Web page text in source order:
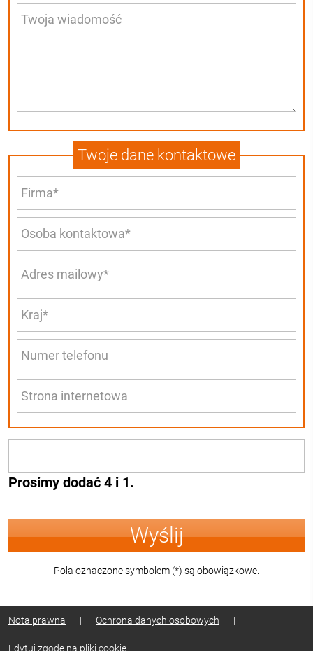
Twoje dane kontaktowe
Prosimy dodać 4 i 1.
Wyślij
Pola oznaczone symbolem (*) są obowiązkowe.
Nota prawna | Ochrona danych osobowych |
Edytuj zgodę na pliki cookie